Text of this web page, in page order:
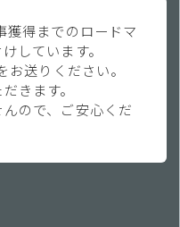
獲得までのロードマ
しています。
送りください。
きます。
ので、ご安心くだ